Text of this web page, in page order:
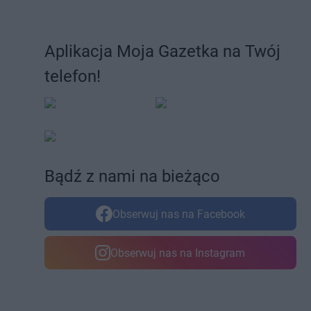
Aplikacja Moja Gazetka na Twój
telefon!
Bądź z nami na bieżąco
Obserwuj nas na Facebook
Obserwuj nas na Instagram